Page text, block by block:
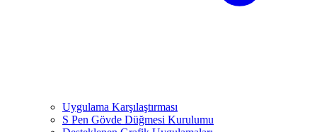
Uygulama Karşılaştırması
S Pen Gövde Düğmesi Kurulumu